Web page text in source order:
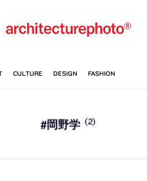
#岡野学 (2)